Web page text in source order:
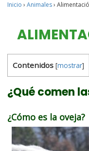
Inicio › Animales›
Contenidos [mostrar]
¿Qué comen
¿Cómo es la oveja?